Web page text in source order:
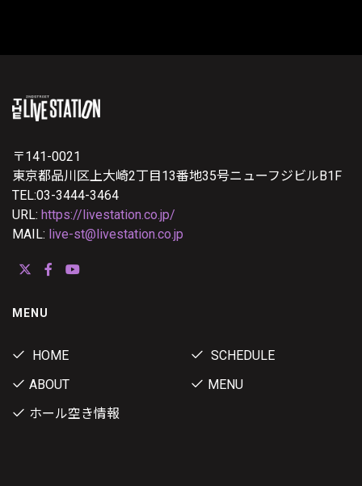
〒141-0021
東京都品川区上大崎2丁目13番地35号ニューフジビルB1F
TEL:03-3444-3464
URL: https://livestation.co.jp/
MAIL: live-st@livestation.co.jp
MENU
HOME
SCHEDULE
ABOUT
MENU
ホール空き情報